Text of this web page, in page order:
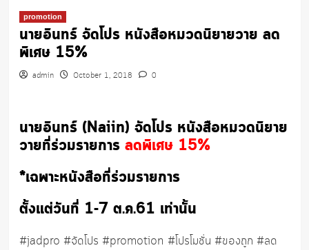
promotion
นายอินทร์ จัดโปร หนังสือหมวดนิยายวาย ลด
พิเศษ 15%
admin October 1, 2018 0
นายอินทร์ (Naiin) จัดโปร หนังสือหมวดนิยาย
วายที่ร่วมรายการ ลดพิเศษ 15%
*เฉพาะหนังสือที่ร่วมรายการ
ตั้งแต่วันที่ 1-7 ต.ค.61 เท่านั้น
#jadpro #จัดโปร #promotion #โปรโมชั่น #ของถูก #ลด